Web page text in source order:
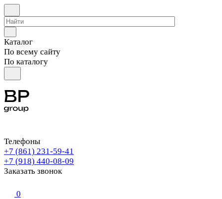
Каталог
По всему сайту
По каталогу
Телефоны
+7 (861) 231-59-41
+7 (918) 440-08-09
Заказать звонок
0